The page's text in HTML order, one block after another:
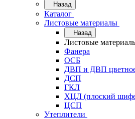
Назад
Каталог
Листовые материалы
Назад
Листовые
Фанера
ОСБ
ДВП и ДВП
ДСП
ГКЛ
ХЦЛ (плоский
ЦСП
Утеплители